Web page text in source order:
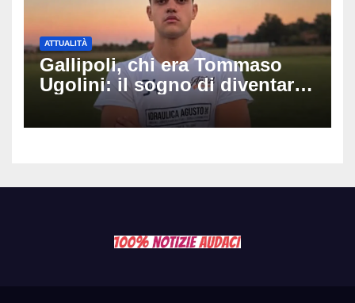
ATTUALITÀ
Gallipoli, chi era Tommaso
Ugolini: il sogno di diventare
medico e la fascia da
capitano, il dolore di Bologna